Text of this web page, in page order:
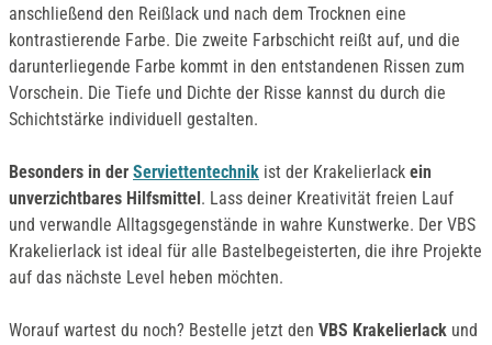
anschließend den Reißlack und nach dem Trocknen eine
kontrastierende Farbe. Die zweite Farbschicht reißt auf, und die
darunterliegende Farbe kommt in den entstandenen Rissen zum
Vorschein. Die Tiefe und Dichte der Risse kannst du durch die
Schichtstärke individuell gestalten.
Besonders in der Serviettentechnik ist der Krakelierlack ein
unverzichtbares Hilfsmittel. Lass deiner Kreativität freien Lauf
und verwandle Alltagsgegenstände in wahre Kunstwerke. Der VBS
Krakelierlack ist ideal für alle Bastelbegeisterten, die ihre Projekte
auf das nächste Level heben möchten.
Worauf wartest du noch? Bestelle jetzt den VBS Krakelierlack und